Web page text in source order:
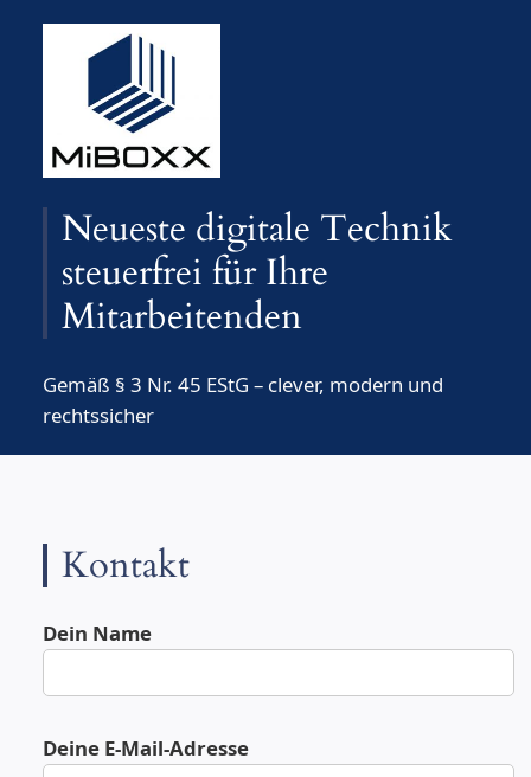
Neueste digitale Technik
steuerfrei für Ihre
Mitarbeitenden
Gemäß § 3 Nr. 45 EStG – clever, modern und
rechtssicher
Kontakt
Dein Name
Deine E-Mail-Adresse